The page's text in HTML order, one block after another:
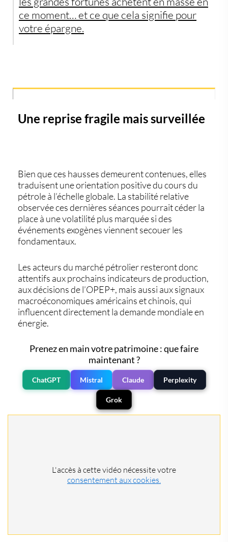
ce moment… et ce que cela signifie pour
votre épargne.
Une reprise fragile mais surveillée
Bien que ces hausses demeurent contenues, elles
traduisent une orientation positive ducours du
pétroleà l’échelle globale. La stabilité relative
observée ces dernières séances pourrait céder la
place à une volatilité plus marquée si des
événements exogènes viennent secouer les
fondamentaux.
Les acteurs du marché pétrolier resteront donc
attentifs aux prochains indicateurs de production,
aux décisions de l’OPEP+, mais aussi aux signaux
macroéconomiques américains et chinois, qui
influencent directement la demande mondiale en
énergie.
Prenez en main votre patrimoine : que faire
maintenant ?
ChatGPT Mistral Claude Perplexity
Grok
L'accès à cette vidéo nécessite votre
consentement aux cookies.